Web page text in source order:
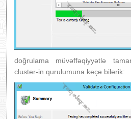
doğrulama müvəffəqiyyətlə
cluster-in qurulumuna keçə bilərik: